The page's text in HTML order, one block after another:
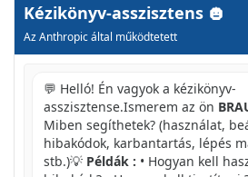
TEENDOK A VASALAST KOVETOEN
KARBANTARTÁS ÉS TISZTLÍTÁS
HRVATSKI
VĂŽNE SIGURNOSNE MJERE
Kézikönyv-asszisztens
Az Anthropic által működtetett
💬 Helló! Én vagyok a kézikönyv-
asszisztense.Ismerem az ön
Miben segíthetek? (használat,
hibakódok, karbantartás, lépés
stb.)💡 Példák : • Hogyan kell